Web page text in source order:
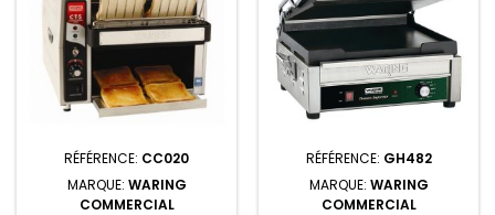
RÉFÉRENCE: CC020
MARQUE: WARING
COMMERCIAL
RÉFÉRENCE: GH482
MARQUE: WARING
COMMERCIAL